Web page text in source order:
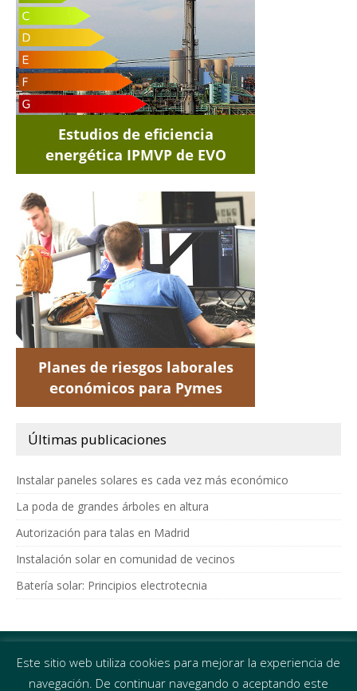
Últimas publicaciones
Instalar paneles solares es cada vez más económico
La poda de grandes árboles en altura
Autorización para talas en Madrid
Instalación solar en comunidad de vecinos
Batería solar: Principios electrotecnia
Distrita Inversiones
Eficiencia energética y prevención de riesgos laborales
C/ García de Paredes 22,
Este sitio web utiliza cookies para mejorar la experiencia de
navegación. De continuar navegando o aceptando este